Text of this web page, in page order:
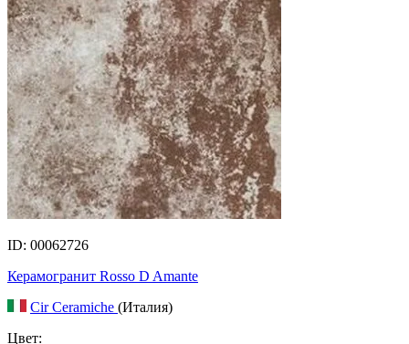
ID: 00062726
Керамогранит Rosso D Amante
Cir Ceramiche (Италия)
Цвет: